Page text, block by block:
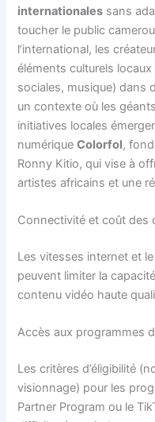
internationales sans
toucher le public
l’international, les
éléments culturels
sociales, musique) dans
un contexte où les
initiatives locales
numériqueColorfol,
Ronny Kitio, qui vise à
artistes africains et une
Connectivité et coût des
Les vitesses internet et
peuvent limiter la
contenu vidéo haute
Accès aux programmes
Les critères d’éligibilité
visionnage) pour les
Partner Program ou le